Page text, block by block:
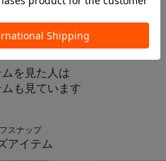
を見た人は
も見ています
スナップ
アイテム